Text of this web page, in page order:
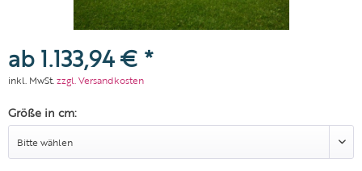
ab 1.133,94 € *
inkl. MwSt. zzgl. Versandkosten
Größe in cm: